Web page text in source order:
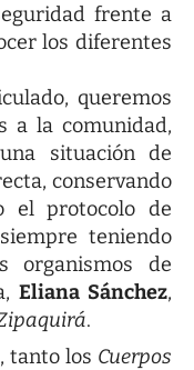
frente a
los diferentes
queremos
a la comunidad,
situación de
conservando
el protocolo de
teniendo
organismos de
Eliana Sánchez,
.
tanto los Cuerpos